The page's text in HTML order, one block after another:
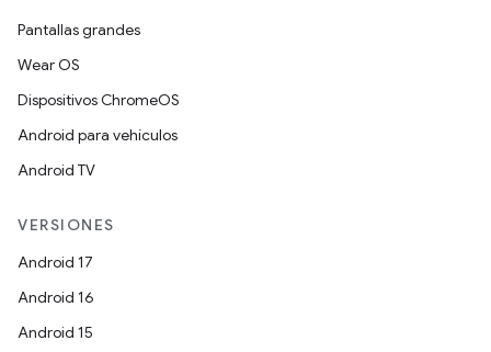
Pantallas grandes
Wear OS
Dispositivos ChromeOS
Android para vehículos
Android TV
VERSIONES
Android 17
Android 16
Android 15